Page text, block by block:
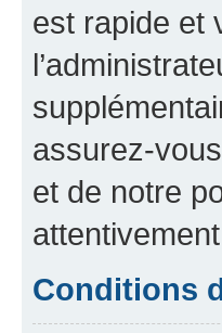
est rapide et
assurez-
et de notre
Conditions